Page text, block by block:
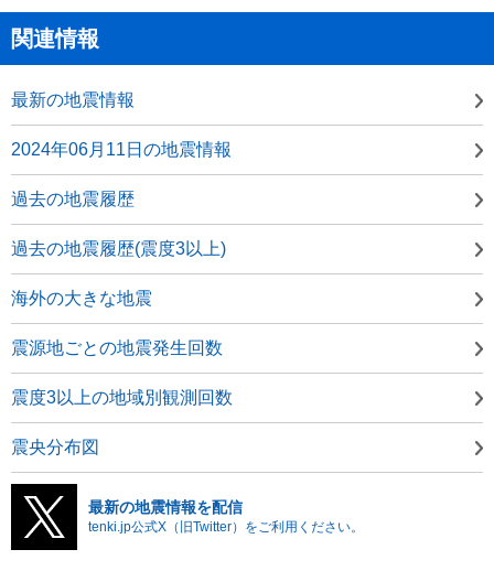
関連情報
最新の地震情報
2024年06月11日の地震情報
過去の地震履歴
過去の地震履歴(震度3以上)
海外の大きな地震
震源地ごとの地震発生回数
震度3以上の地域別観測回数
震央分布図
最新の地震情報を配信
tenki.jp公式X（旧Twitter）をご利用ください。